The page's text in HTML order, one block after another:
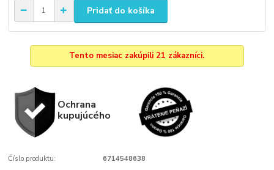
Pridať do košíka
Tento mesiac zakúpili 21 zákazníci.
Ochrana
kupujúcého
Číslo produktu: 6714548638